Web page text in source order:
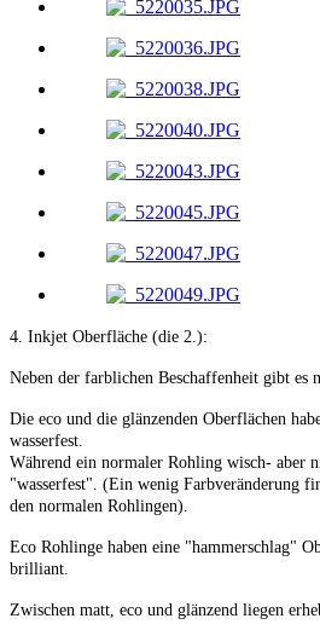
4. Inkjet Oberfläche (die 2.):
Neben der farblichen Beschaffenheit gibt es
Die eco und die glänzenden Oberflächen
wasserfest.
Während ein normaler Rohling wisch- aber
"wasserfest". (Ein wenig Farbveränderung
den normalen Rohlingen).
Eco Rohlinge haben eine "hammerschlag"
brilliant.
Zwischen matt, eco und glänzend liegen